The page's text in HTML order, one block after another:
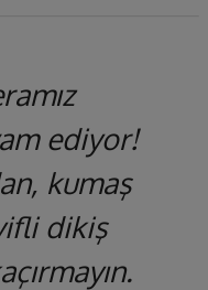
ediyor!
kumaş
dikiş